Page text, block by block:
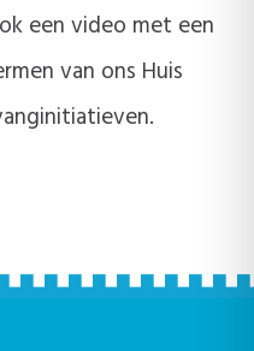
een video met een
van ons Huis